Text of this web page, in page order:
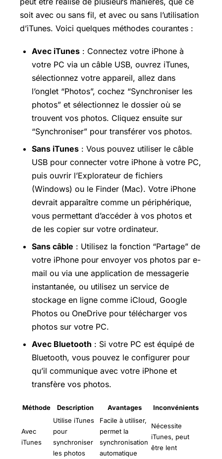
soit avec ou sans fil, et avec ou sans l’utilisation
d’iTunes. Voici quelques méthodes courantes :
Avec iTunes : Connectez votre iPhone à
votre PC via un câble USB, ouvrez iTunes,
sélectionnez votre appareil, allez dans
l’onglet “Photos”, cochez “Synchroniser les
photos” et sélectionnez le dossier où se
trouvent vos photos. Cliquez ensuite sur
“Synchroniser” pour transférer vos photos.
Sans iTunes : Vous pouvez utiliser le câble
USB pour connecter votre iPhone à votre PC,
puis ouvrir l’Explorateur de fichiers
(Windows) ou le Finder (Mac). Votre iPhone
devrait apparaître comme un périphérique,
vous permettant d’accéder à vos photos et
de les copier sur votre ordinateur.
Sans câble : Utilisez la fonction “Partage” de
votre iPhone pour envoyer vos photos par e-
mail ou via une application de messagerie
instantanée, ou utilisez un service de
stockage en ligne comme iCloud, Google
Photos ou OneDrive pour télécharger vos
photos sur votre PC.
Avec Bluetooth : Si votre PC est équipé de
Bluetooth, vous pouvez le configurer pour
qu’il communique avec votre iPhone et
transfère vos photos.
Méthode Description Avantages Inconvénients
Avec
iTunes
Utilise iTunes
pour
synchroniser
les photos
Facile à utiliser,
permet la
synchronisation
automatique
Nécessite
iTunes, peut
être lent